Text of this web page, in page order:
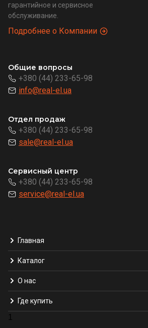
гарантийное и сервисное
обслуживание.
Подробнее о Компании
Общие вопросы
+380 (44) 233-65-98
info@real-el.ua
Отдел продаж
+380 (44) 233-65-98
sale@real-el.ua
Сервисный центр
+380 (44) 233-65-98
service@real-el.ua
Главная
Каталог
О нас
Где купить
1